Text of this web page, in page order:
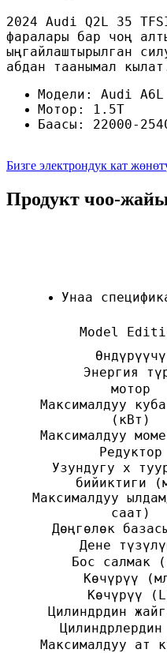
2024 Audi Q2L 35
фаралары бар чоң
ыңгайлаштырылган
абдан таанымал
Модели: Audi A6L
Мотор: 1.5T
Баасы: 22000-
Бизге электрондук кат
Продукт чоо-
Унаа
Model
Өндүрүүчү
Энергия
мотор
Максималдуу
(кВт)
Максималдуу
Редуктор
Узундугу x
бийиктиги
Максималдуу
саат)
Дөңгөлөк
Дене
Бос салмак
Көчүрүү
Көчүрүү
Цилиндрдин
Максималдуу ат